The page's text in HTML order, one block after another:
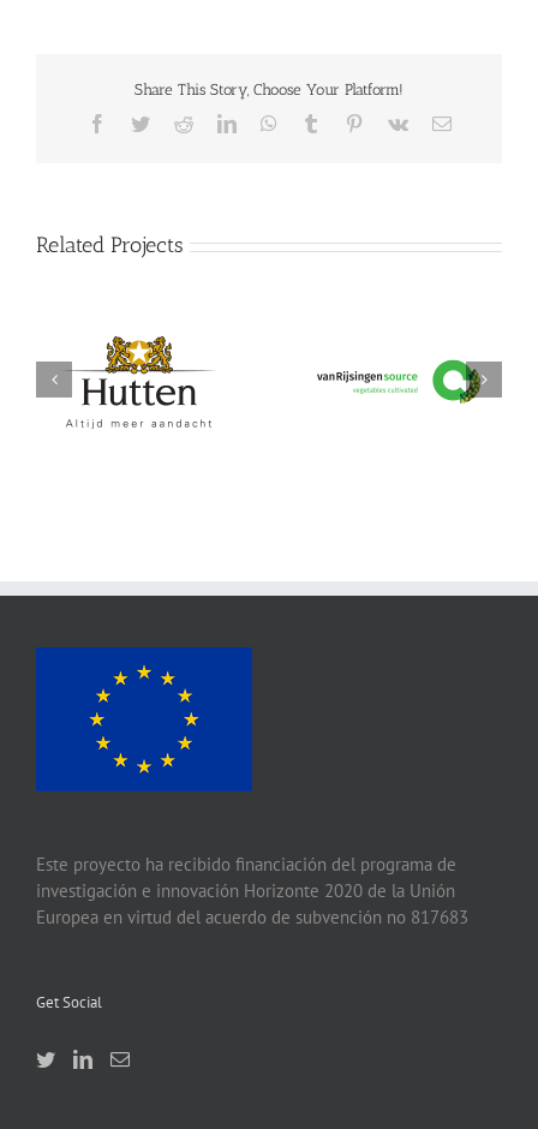
Share This Story, Choose Your Platform!
Facebook
TwitterRedditLinkedInWhatsApp
Tumblr Pinterest
Vk Email
Related Projects
Hutten vanRijsingeningredients
Este proyecto ha recibido financiación del programa de
investigación e innovación Horizonte 2020 de la Unión
Europea en virtud del acuerdo de subvención no 817683
Get Social